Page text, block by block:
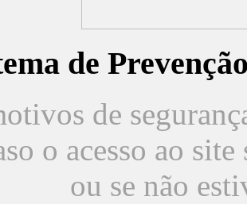
de
de
o acesso ao
ou se não